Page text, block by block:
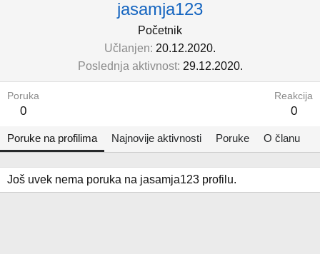
jasamja123
Početnik
Učlanjen 20.12.2020.
Poslednja aktivnost 29.12.2020.
Poruka
0
Reakcija
0
Poruke na profilima Najnovije aktivnosti Poruke O članu
Još uvek nema poruka na jasamja123 profilu.